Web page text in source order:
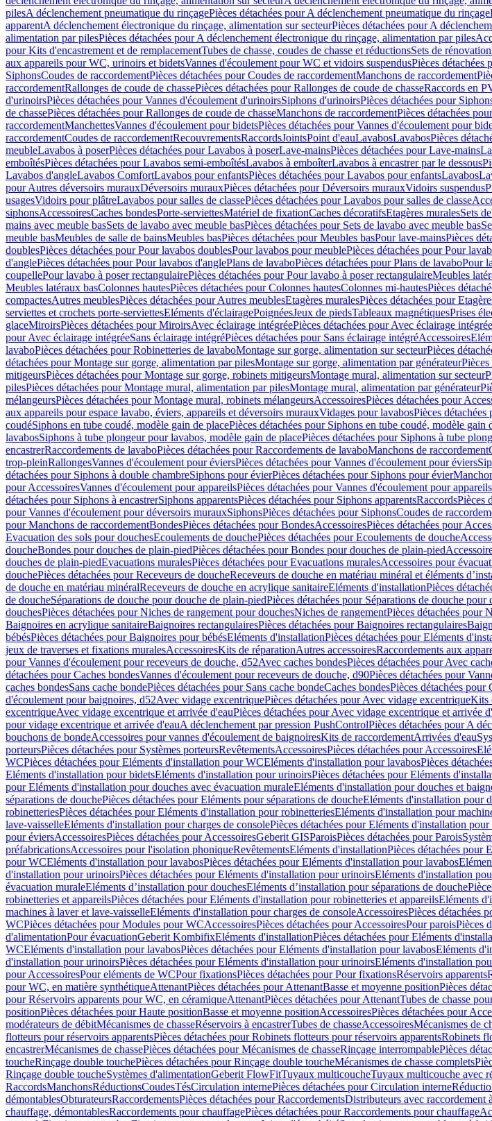
pilesA déclenchement pneumatique du rinçagePièces détachées pour A déclenchement pneumatique du rinçage
apparentA déclenchement électronique du rinçage, alimentation sur secteurPièces détachées pour A
alimentation par pilesPièces détachées pour A déclenchement électronique du rinçage, alimentation par piles
pour Kits d'encastrement et de remplacementTubes de chasse, coudes de chasse et réductionsSets de rénovation
aux appareils pour WC, urinoirs et bidetsVannes d'écoulement pour WC et vidoirs suspendusPièces détachées
SiphonsCoudes de raccordementPièces détachées pour Coudes de raccordementManchons de raccordement
raccordementRallonges de coude de chassePièces détachées pour Rallonges de coude de chasseRaccords en
d'urinoirsPièces détachées pour Vannes d'écoulement d'urinoirsSiphons d'urinoirsPièces détachées pour
de chassePièces détachées pour Rallonges de coude de chasseManchons de raccordementPièces détachées
raccordementManchettesVannes d'écoulement pour bidetsPièces détachées pour Vannes d'écoulement pour
raccordementCoudes de raccordementRecouvrementsRaccordsJointsPoint d'eauLavabosLavabosPièces
meubleLavabos à poserPièces détachées pour Lavabos à poserLave-mainsPièces détachées pour Lave-mains
emboîtésPièces détachées pour Lavabos semi-emboîtésLavabos à emboîterLavabos à encastrer par le dessous
Lavabos d'angleLavabos ComfortLavabos pour enfantsPièces détachées pour Lavabos pour enfantsLavabos
pour Autres déversoirs murauxDéversoirs murauxPièces détachées pour Déversoirs murauxVidoirs suspendus
usagesVidoirs pour plâtreLavabos pour salles de classePièces détachées pour Lavabos pour salles de classe
siphonsAccessoiresCaches bondesPorte-serviettesMatériel de fixationCaches décoratifsEtagères muralesSets
mains avec meuble basSets de lavabo avec meuble basPièces détachées pour Sets de lavabo avec meuble bas
meuble basMeubles de salle de bainsMeubles basPièces détachées pour Meubles basPour lave-mainsPièces
doublesPièces détachées pour Pour lavabos doublesPour lavabos pour meublePièces détachées pour Pour
d'anglePièces détachées pour Pour lavabos d'anglePlans de lavaboPièces détachées pour Plans de lavaboPour
coupellePour lavabo à poser rectangulairePièces détachées pour Pour lavabo à poser rectangulaireMeubles
Meubles latéraux basColonnes hautesPièces détachées pour Colonnes hautesColonnes mi-hautesPièces
compactesAutres meublesPièces détachées pour Autres meublesEtagères muralesPièces détachées pour
serviettes et crochets porte-serviettesEléments d'éclairagePoignéesJeux de piedsTableaux magnétiquesPrises
glaceMiroirsPièces détachées pour MiroirsAvec éclairage intégréePièces détachées pour Avec éclairage intégrée
pour Avec éclairage intégréeSans éclairage intégréPièces détachées pour Sans éclairage intégréAccessoires
lavaboPièces détachées pour Robinetteries de lavaboMontage sur gorge, alimentation sur secteurPièces
détachées pour Montage sur gorge, alimentation par pilesMontage sur gorge, alimentation par générateur
mitigeursPièces détachées pour Montage sur gorge, robinets mitigeursMontage mural, alimentation sur secteur
pilesPièces détachées pour Montage mural, alimentation par pilesMontage mural, alimentation par générateur
mélangeursPièces détachées pour Montage mural, robinets mélangeursAccessoiresPièces détachées pour
aux appareils pour espace lavabo, éviers, appareils et déversoirs murauxVidages pour lavabosPièces
coudéSiphons en tube coudé, modèle gain de placePièces détachées pour Siphons en tube coudé, modèle gain
lavabosSiphons à tube plongeur pour lavabos, modèle gain de placePièces détachées pour Siphons à tube
encastrerRaccordements de lavaboPièces détachées pour Raccordements de lavaboManchons de raccordement
trop-pleinRallongesVannes d'écoulement pour éviersPièces détachées pour Vannes d'écoulement pour éviers
détachées pour Siphons à double chambreSiphons pour évierPièces détachées pour Siphons pour évier
pour AccessoiresVannes d'écoulement pour appareilsPièces détachées pour Vannes d'écoulement pour appareils
détachées pour Siphons à encastrerSiphons apparentsPièces détachées pour Siphons apparentsRaccordsPièces
pour Vannes d'écoulement pour déversoirs murauxSiphonsPièces détachées pour SiphonsCoudes de
pour Manchons de raccordementBondesPièces détachées pour BondesAccessoiresPièces détachées pour
Evacuation des sols pour douchesEcoulements de douchePièces détachées pour Ecoulements de douche
doucheBondes pour douches de plain-piedPièces détachées pour Bondes pour douches de plain-pied
douches de plain-piedEvacuations muralesPièces détachées pour Evacuations muralesAccessoires pour
douchePièces détachées pour Receveurs de doucheReceveurs de douche en matériau minéral et éléments
de douche en matériau minéralReceveurs de douche en acrylique sanitaireEléments d'installationPièces
de doucheSéparations de douche pour douche de plain-piedPièces détachées pour Séparations de douche
douchesPièces détachées pour Niches de rangement pour douchesNiches de rangementPièces détachées pour
Baignoires en acrylique sanitaireBaignoires rectangulairesPièces détachées pour Baignoires rectangulaires
bébésPièces détachées pour Baignoires pour bébésEléments d'installationPièces détachées pour Eléments
jeux de traverses et fixations muralesAccessoiresKits de réparationAutres accessoiresRaccordements aux
pour Vannes d'écoulement pour receveurs de douche, d52Avec caches bondesPièces détachées pour Avec
détachées pour Caches bondesVannes d'écoulement pour receveurs de douche, d90Pièces détachées pour
caches bondesSans cache bondePièces détachées pour Sans cache bondeCaches bondesPièces détachées pour
d'écoulement pour baignoires, d52Avec vidage excentriquePièces détachées pour Avec vidage excentriqueKits
excentriqueAvec vidage excentrique et arrivée d'eauPièces détachées pour Avec vidage excentrique et arrivée
pour vidage excentrique et arrivée d'eauA déclenchement par pression PushControlPièces détachées pour A
bouchons de bondeAccessoires pour vannes d'écoulement de baignoiresKits de raccordementArrivées d'eau
porteursPièces détachées pour Systèmes porteursRevêtementsAccessoiresPièces détachées pour Accessoires
WCPièces détachées pour Eléments d'installation pour WCEléments d'installation pour lavabosPièces
Eléments d'installation pour bidetsEléments d'installation pour urinoirsPièces détachées pour Eléments
pour Eléments d'installation pour douches avec évacuation muraleEléments d'installation pour douches et
séparations de douchePièces détachées pour Eléments pour séparations de doucheEléments d'installation pour
robinetteriesPièces détachées pour Eléments d'installation pour robinetteriesEléments d'installation pour
lave-vaisselleEléments d'installation pour charges de consolePièces détachées pour Eléments d'installation
pour éviersAccessoiresPièces détachées pour AccessoiresGeberit GISParoisPièces détachées pour Parois
préfabricationsAccessoires pour l'isolation phoniqueRevêtementsEléments d'installationPièces détachées pour
pour WCEléments d'installation pour lavabosPièces détachées pour Eléments d'installation pour lavabos
d'installation pour urinoirsPièces détachées pour Eléments d'installation pour urinoirsEléments d'installation
évacuation muraleEléments d’installation pour douchesEléments d’installation pour séparations de douche
robinetteries et appareilsPièces détachées pour Eléments d'installation pour robinetteries et appareilsEléments
machines à laver et lave-vaisselleEléments d'installation pour charges de consoleAccessoiresPièces détachées
WCPièces détachées pour Modules pour WCAccessoiresPièces détachées pour AccessoiresPour paroisPièces
d'alimentationPour évacuationGeberit KombifixEléments d'installationPièces détachées pour Eléments
WCEléments d'installation pour lavabosPièces détachées pour Eléments d'installation pour lavabosEléments
d'installation pour urinoirsPièces détachées pour Eléments d'installation pour urinoirsEléments d'installation
pour AccessoiresPour eléments de WCPour fixationsPièces détachées pour Pour fixationsRéservoirs apparents
pour WC, en matière synthétiqueAttenantPièces détachées pour AttenantBasse et moyenne positionPièces
pour Réservoirs apparents pour WC, en céramiqueAttenantPièces détachées pour AttenantTubes de chasse
positionPièces détachées pour Haute positionBasse et moyenne positionAccessoiresPièces détachées pour
modérateurs de débitMécanismes de chasseRéservoirs à encastrerTubes de chasseAccessoiresMécanismes de
flotteurs pour réservoirs apparentsPièces détachées pour Robinets flotteurs pour réservoirs apparentsRobinets
encastrerMécanismes de chassePièces détachées pour Mécanismes de chasseRinçage interrompablePièces
toucheRinçage double touchePièces détachées pour Rinçage double toucheMécanismes de chasse complets
Rinçage double toucheSystèmes d'alimentationGeberit FlowFitTuyaux multicoucheTuyaux multicouche avec
RaccordsManchonsRéductionsCoudesTésCirculation internePièces détachées pour Circulation interne
démontablesObturateursRaccordementsPièces détachées pour RaccordementsDistributeurs avec raccordement
chauffage, démontablesRaccordements pour chauffagePièces détachées pour Raccordements pour chauffage